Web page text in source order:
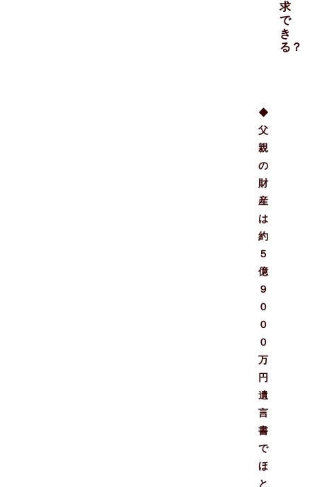
求
で
き
る？
◆
父
親
の
財
産
は
約
５
億
９
０
０
０
万
円
遺
言
書
で
ほ
と